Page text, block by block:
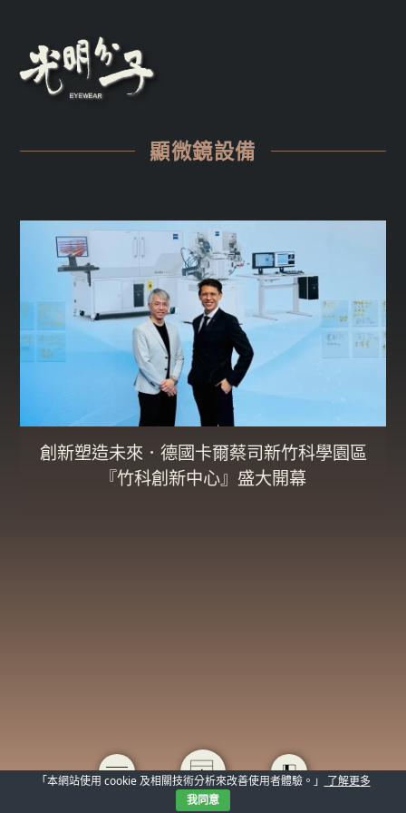
顯微鏡設備
創新塑造未來．德國卡爾蔡司新竹科學園區
『竹科創新中心』盛大開幕
「本網站使用 cookie 及相關技術分析來改善使用者體驗。」
了解更多
我同意